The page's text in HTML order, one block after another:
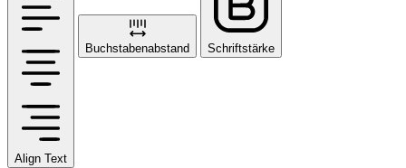
Align Text
Buchstabenabstand Schriftstärke